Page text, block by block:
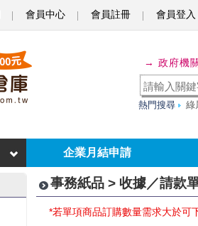
會員中心 會員註冊 會員登入
→ 政府機
熱門搜尋 綠
企業月結申請
事務紙品 > 收據／請款
*若單項商品訂購數量需求大於可